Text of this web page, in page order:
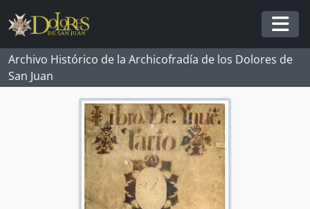
Skip to main content
Archivo Histórico de la Archicofradía de los Dolores de
San Juan